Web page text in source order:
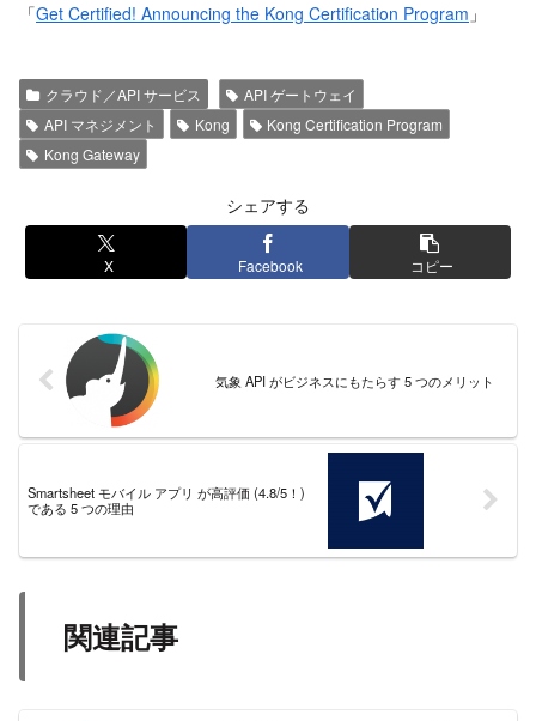
「Get Certified! Announcing the Kong Certification Program 」
クラウド／API サービス
API ゲートウェイ
API マネジメント
Kong
Kong Certification Program
Kong Gateway
シェアする
X Facebook コピー
気象 API がビジネスにもたらす 5 つのメリット
Smartsheet モバイル アプリ が高評価 (4.8/5！)
である 5 つの理由
関連記事